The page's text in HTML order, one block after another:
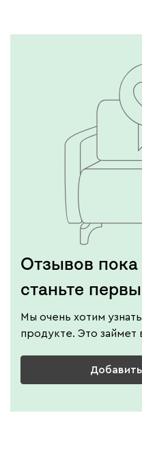
Отзывов пока
станьте
Мы очень хотим
продукте. Это займет